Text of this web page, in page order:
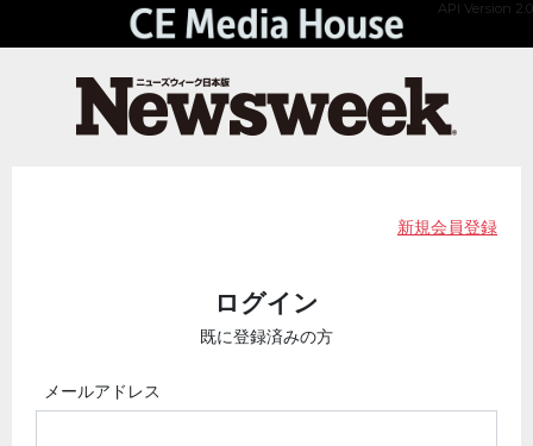
API Version 2.0
新規会員登録
ログイン
既に登録済みの方
メールアドレス